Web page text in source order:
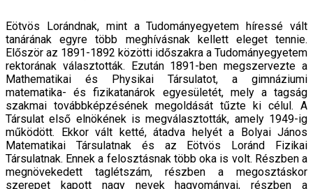
Eötvös Lorándnak, mint a Tudományegyetem híressé vált
tanárának egyre több meghívásnak kellett eleget tennie.
Először az 1891-1892 közötti időszakra a Tudományegyetem
rektorának választották. Ezután 1891-ben megszervezte a
Mathematikai és Physikai Társulatot, a gimnáziumi
matematika- és fizikatanárok egyesületét, mely a tagság
szakmai továbbképzésének megoldását tűzte ki célul. A
Társulat első elnökének is megválasztották, amely 1949-ig
működött. Ekkor vált ketté, átadva helyét a Bolyai János
Matematikai Társulatnak és az Eötvös Loránd Fizikai
Társulatnak. Ennek a felosztásnak több oka is volt. Részben a
megnövekedett taglétszám, részben a megosztáskor
szerepet kapott nagy nevek hagyományai, részben a